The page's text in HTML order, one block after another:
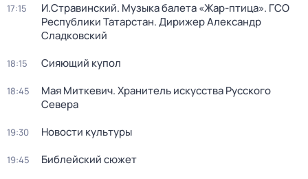
17:15
И.Стравинский. Музыка балета «Жар-птица». ГСО
Республики Татарстан. Дирижер Александр
Сладковский
18:15 Сияющий купол
18:45
Мая Миткевич. Хранитель искусства Русского
Севера
19:30 Новости культуры
19:45 Библейский сюжет